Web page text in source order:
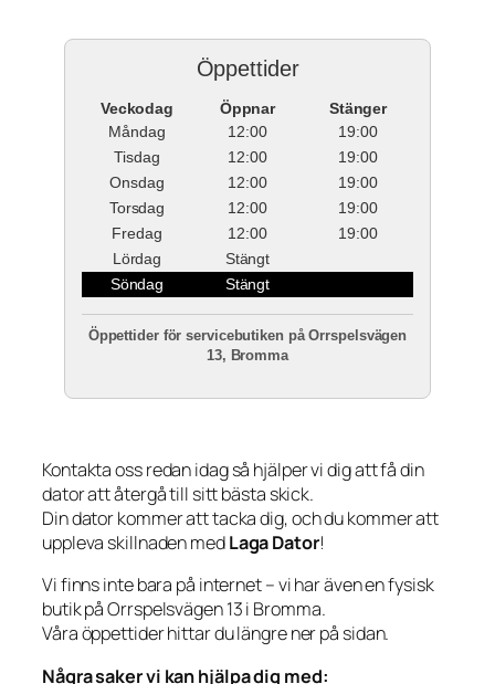
Öppettider
Veckodag Öppnar
Stänger
Måndag
12:00
19:00
Tisdag
12:00
19:00
Onsdag
12:00
19:00
Torsdag
12:00
19:00
Fredag
12:00
19:00
Lördag
Stängt
Söndag
Stängt
Öppettider för servicebutiken på Orrspelsvägen
13, Bromma
Kontakta oss redan idag så hjälper vi dig att få din
dator att återgå till sitt bästa skick.
Din dator kommer att tacka dig, och du kommer att
uppleva skillnaden medLaga Dator!
Vi finns inte bara på internet – vi har även en fysisk
butik på Orrspelsvägen 13 i Bromma.
Våra öppettider hittar du längre ner på sidan.
Några saker vi kan hjälpa dig med: